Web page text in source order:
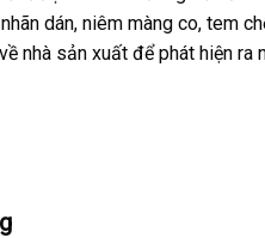
dán, niêm màng co, tem
nhà sản xuất để phát hiện ra